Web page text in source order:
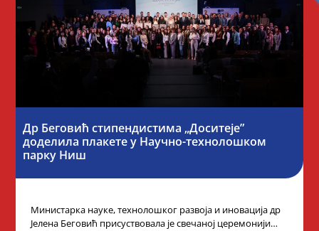
Др Беговић стипендистима „Доситеје”
доделила плакете у Научно-технолошком
парку Ниш
Министарка науке, технолошког развоја и иновација др
Јелена Беговић присуствовала је свечаној церемонији